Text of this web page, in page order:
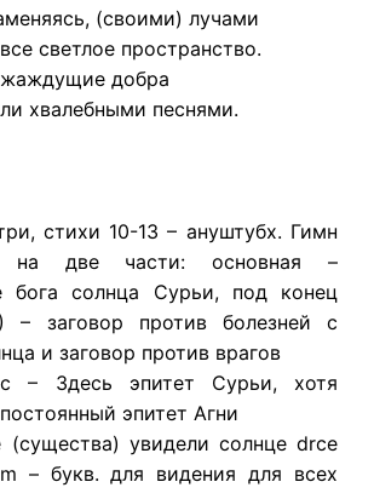
(своими) лучами
светлое пространство.
добра
хвалебными песнями.
стихи 10-13 – ануштубх. Гимн
на две части: основная –
бога солнца Сурьи, под конец
– заговор против болезней с
и заговор против врагов
– Здесь эпитет Сурьи, хотя
эпитет Агни
(существа) увидели солнце drce
– букв. для видения для всех